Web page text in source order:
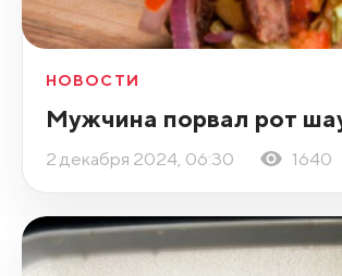
НОВОСТИ
Мужчина порвал рот
2 декабря 2024, 06:30 1640